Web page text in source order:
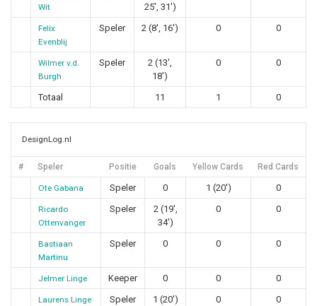
Wit
25', 31')
Felix
Evenblij
Speler 2 (8', 16') 0 0
Wilmer v.d.
Burgh
Speler
2 (13',
18')
0 0
Totaal 11 1 0
DesignLog.nl
# Speler Positie Goals Yellow Cards Red Cards
Ote Gabana Speler 0 1 (20') 0
Ricardo
Ottenvanger
Speler
2 (19',
34')
0 0
Bastiaan
Martinu
Speler 0 0 0
Jelmer Linge Keeper 0 0 0
Laurens Linge Speler 1 (20') 0
0